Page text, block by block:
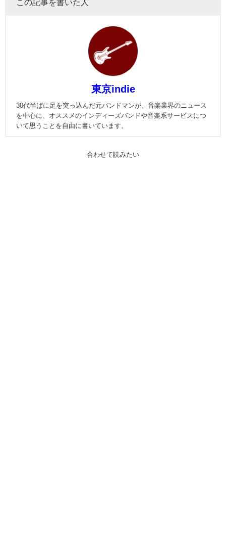
この記事を書いた人
東京indie
30代半ばに足を突っ込んだ元バンドマンが、音楽業界のニュース
を中心に、オススメのインディーズバンドや音楽系サービスにつ
いて思うことを自由に書いています。
合わせて読みたい